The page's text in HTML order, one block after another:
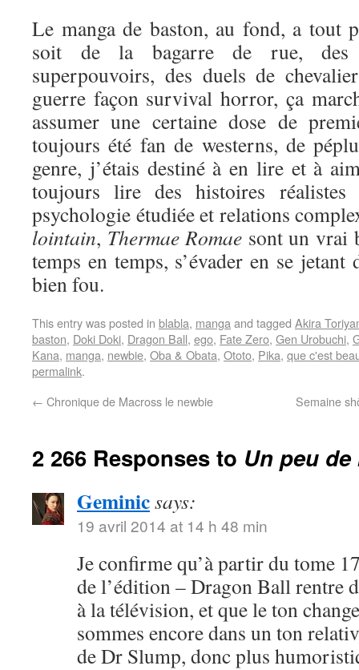
Le manga de baston, au fond, a tout
soit de la bagarre de rue, des
superpouvoirs, des duels de
guerre façon survival horror, ça
assumer une certaine dose de
toujours été fan de westerns, de
genre, j’étais destiné à en lire et à
toujours lire des histoires
psychologie étudiée et relations
lointain, Thermae Romae sont un vrai
temps en temps, s’évader en se jetant
bien fou.
This entry was posted in blabla, manga and tagged Akira
baston, Doki Doki, Dragon Ball, ego, Fate Zero, Gen Urobuchi,
Kana, manga, newbie, Oba & Obata, Ototo, Pika, que c'est
permalink.
← Chronique de Macross le newbie Semaine
2 266 Responses to Un peu
Geminicsays:
19 avril 2014 at 14 h 48 min
Je confirme qu’à partir du tome
de l’édition – Dragon Ball rentre
à la télévision, et que le ton
sommes encore dans un ton
de Dr Slump, donc plus